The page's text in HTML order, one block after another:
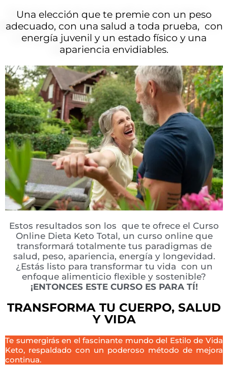
Una elección que te premie con un peso
adecuado, con una salud a toda prueba, con
energía juvenil y un estado físico y una
apariencia envidiables.
Estos resultados son los que te ofrece el Curso
Online Dieta Keto Total, un curso online que
transformará totalmente tus paradigmas de
salud, peso, apariencia, energía y longevidad.
¿Estás listo para transformar tu vida con un
enfoque alimenticio flexible y sostenible?
¡ENTONCES ESTE CURSO ES PARA TÍ!
TRANSFORMA TU CUERPO, SALUD
Y VIDA
Te sumergirás en el fascinante mundo del Estilo de Vida
Keto, respaldado con un poderoso método de mejora
continua.